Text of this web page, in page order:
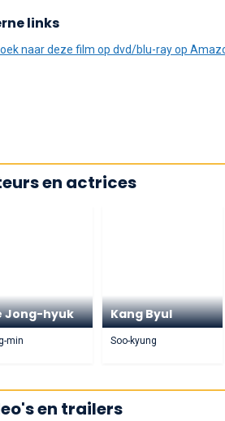
links
naar deze film op dvd/blu-ray op
en actrices
Jong-hyuk
min
Kang Byul
Soo-kyung
en trailers